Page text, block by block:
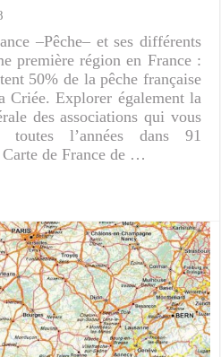
–Pêche– et ses différents
première région en France :
50% de la pêche française
Criée. Explorer également la
des associations qui vous
toutes l’années dans 91
Carte de France de …